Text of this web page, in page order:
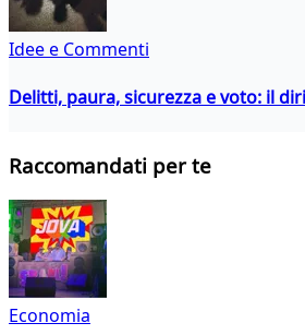
Idee e Commenti
Delitti, paura, sicurezza e voto: il
Raccomandati per te
Economia